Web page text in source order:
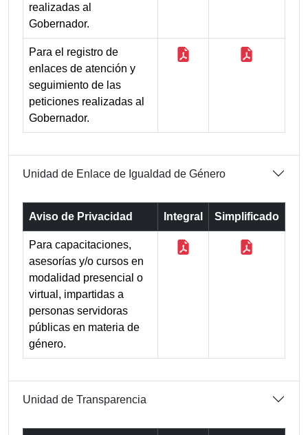
realizadas al
Gobernador.
Para el registro de
enlaces de atención y
seguimiento de las
peticiones realizadas al
Gobernador.
Unidad de Enlace de Igualdad de Género
Aviso de Privacidad Integral Simplificado
Para capacitaciones,
asesorías y/o cursos en
modalidad presencial o
virtual, impartidas a
personas servidoras
públicas en materia de
género.
Unidad de Transparencia